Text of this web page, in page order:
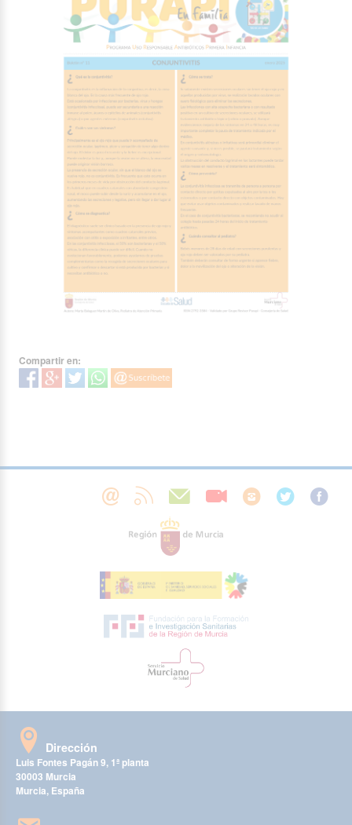
Compartir en:
Dirección
Luis Fontes Pagán 9, 1ª planta
30003 Murcia
Murcia, España